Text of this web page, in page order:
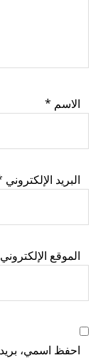
الاسم *
البريد الإلكتروني
الموقع الإلكتروني
احفظ اسمي،